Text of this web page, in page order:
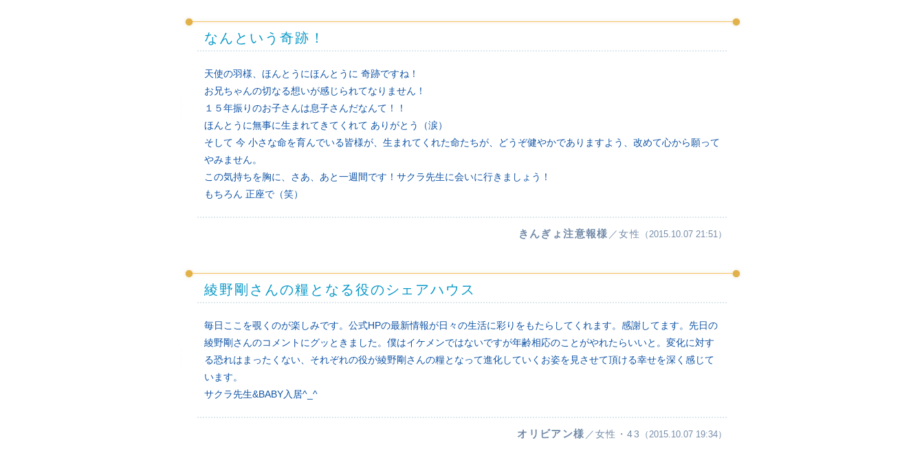
なんという奇跡！
天使の羽様、ほんとうにほんとうに 奇跡ですね！
お兄ちゃんの切なる想いが感じられてなりません！
１５年振りのお子さんは息子さんだなんて！！
ほんとうに無事に生まれてきてくれて ありがとう（涙）
そして 今 小さな命を育んでいる皆様が、生まれてくれた命たちが、どうぞ健やかでありますよう、改めて心から願って
やみません。
この気持ちを胸に、さあ、あと一週間です！サクラ先生に会いに行きましょう！
もちろん 正座で（笑）
きんぎょ注意報様 ／女性 （2015.10.07 21:51）
綾野剛さんの糧となる役のシェアハウス
毎日ここを覗くのが楽しみです。公式HPの最新情報が日々の生活に彩りをもたらしてくれます。感謝してます。先日の
綾野剛さんのコメントにグッときました。僕はイケメンではないですが年齢相応のことがやれたらいいと。変化に対す
る恐れはまったくない、それぞれの役が綾野剛さんの糧となって進化していくお姿を見させて頂ける幸せを深く感じて
います。
サクラ先生&BABY入居^_^
オリビアン様 ／女性・43 （2015.10.07 19:34）